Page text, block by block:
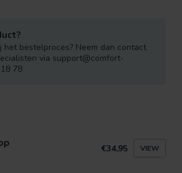
bestelproces? Neem dan contact
via support@comfort-
78
€34,95 VIEW